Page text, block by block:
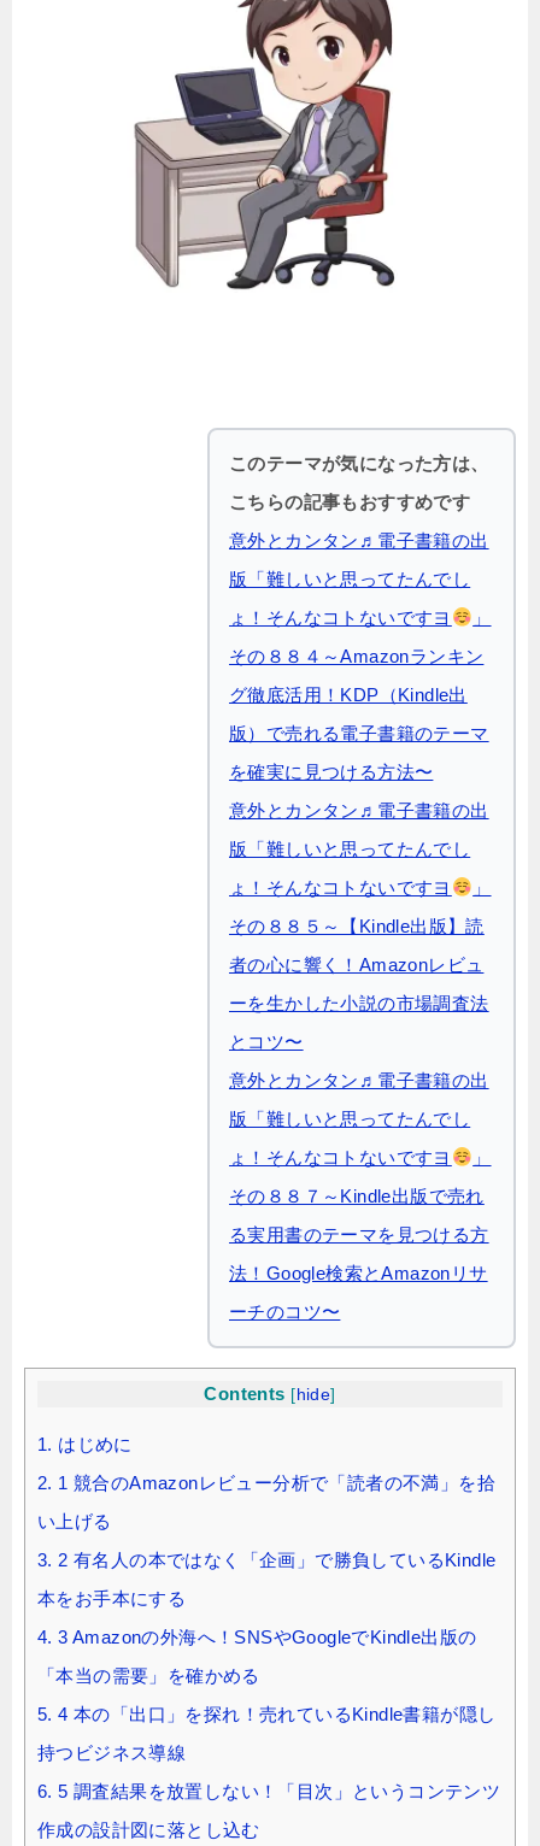
このテーマが気になった方は、
こちらの記事もおすすめです
意外とカンタン♬電子書籍の出
版「難しいと思ってたんでし
ょ！そんなコトないですヨ
」
その８８４～Amazonランキン
グ徹底活用！KDP（Kindle出
版）で売れる電子書籍のテーマ
を確実に見つける方法〜
意外とカンタン♬電子書籍の出
版「難しいと思ってたんでし
ょ！そんなコトないですヨ
」
その８８５～【Kindle出版】読
者の心に響く！Amazonレビュ
ーを生かした小説の市場調査法
とコツ〜
意外とカンタン♬電子書籍の出
版「難しいと思ってたんでし
ょ！そんなコトないですヨ
」
その８８７～Kindle出版で売れ
る実用書のテーマを見つける方
法！Google検索とAmazonリサ
ーチのコツ〜
Contents [ hide]
1. はじめに
2. 1 競合のAmazonレビュー分析で「読者の不満」を拾
い上げる
3. 2 有名人の本ではなく「企画」で勝負しているKindle
本をお手本にする
4. 3 Amazonの外海へ！SNSやGoogleでKindle出版の
「本当の需要」を確かめる
5. 4 本の「出口」を探れ！売れているKindle書籍が隠し
持つビジネス導線
6. 5 調査結果を放置しない！「目次」というコンテンツ
作成の設計図に落とし込む